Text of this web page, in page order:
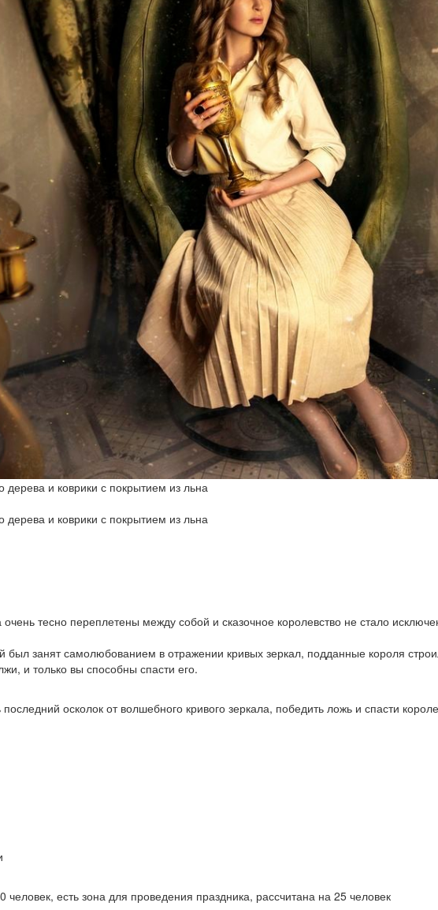
и коврики с покрытием из льна
и коврики с покрытием из льна
тесно переплетены между собой и сказочное королевство не стало
был занят самолюбованием в отражении кривых зеркал, подданные короля
и только вы способны спасти его.
осколок от волшебного кривого зеркала, победить ложь и спасти
человек, есть зона для проведения праздника, рассчитана на 25 человек